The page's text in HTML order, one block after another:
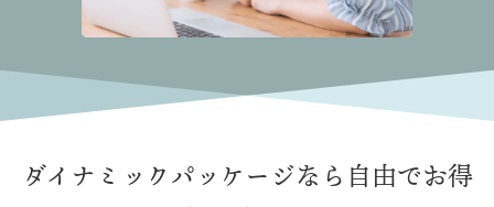
ダイナミックパッケージなら 自由でお得